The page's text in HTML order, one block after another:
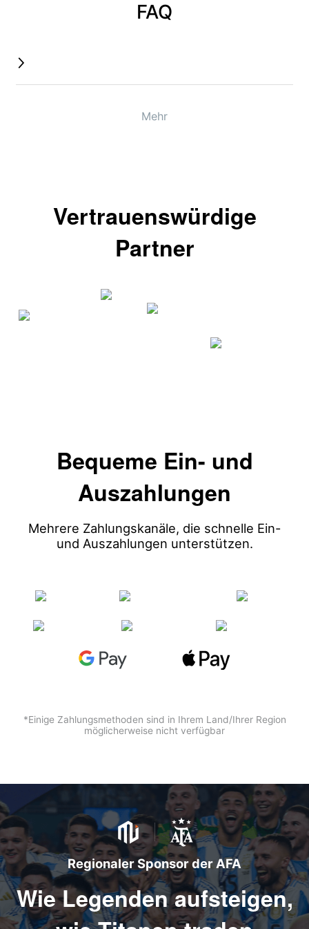
FAQ
Mehr
Vertrauenswürdige
Partner
Bequeme Ein- und
Auszahlungen
Mehrere Zahlungskanäle, die schnelle Ein-
und Auszahlungen unterstützen.
*Einige Zahlungsmethoden sind in Ihrem Land/Ihrer Region
möglicherweise nicht verfügbar
Regionaler Sponsor der AFA
Wie Legenden aufsteigen,